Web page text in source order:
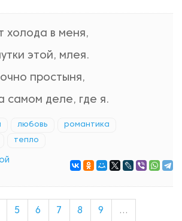
холода в меня,
этой, млея.
простыня,
самом деле, где я.
любовь романтика
тепло
5 6 7 8 9 …